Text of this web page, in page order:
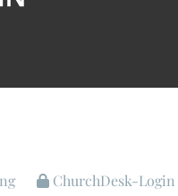
ChurchDesk-Login